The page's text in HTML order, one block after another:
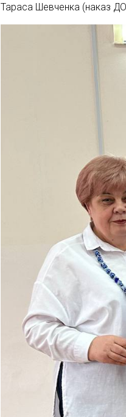
Тараса Шевченка (наказ